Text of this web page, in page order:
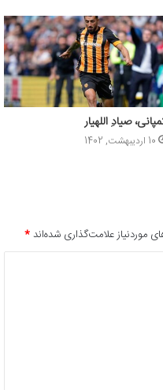
صیادِ اللهیار
10 اردیبهشت, 1402
موردنیاز علامت‌گذاری شده‌اند*